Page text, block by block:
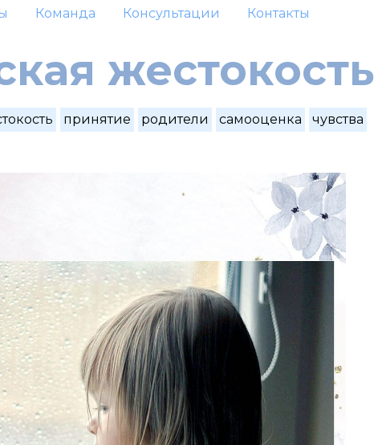
Команда Консультации Контакты
жестокость
принятие родители самооценка
чувства